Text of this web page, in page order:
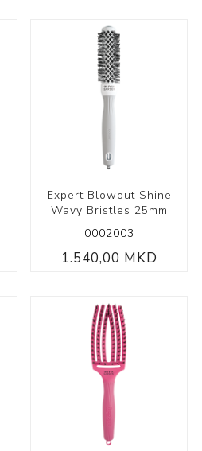
Expert Blowout Shine
Wavy Bristles 25mm
0002003
1.540,00 MKD